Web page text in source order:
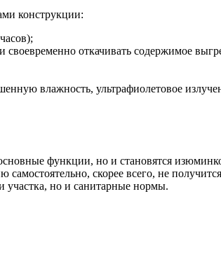
конструкции:
своевременно откачивать содержимое
влажность, ультрафиолетовое
функции, но и становятся
скорее всего, не
участка, но и санитарные нормы.